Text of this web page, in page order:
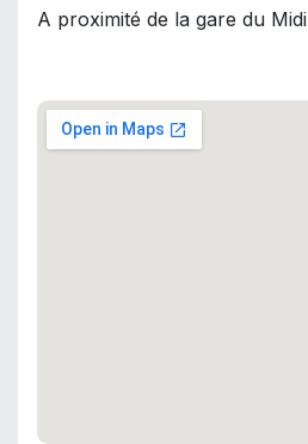
A proximité de la gare du Midi